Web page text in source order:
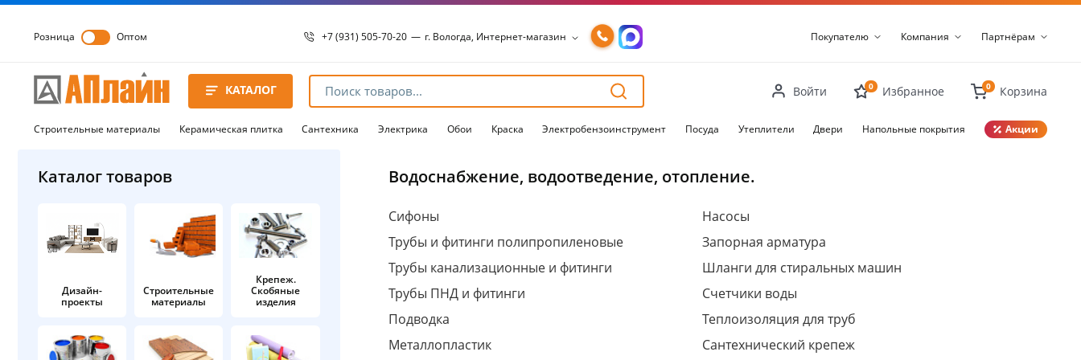
Розница Оптом +7 (931) 505-70-20 — г. Вологда, Интернет-магазин
8 8172 54-15-98
8 8172 54-15-96
г. Вологда, Пошехонское ш., 18
Покупателю Компания Партнёрам
КАТАЛОГ Войти 0 Избранное 0 Корзина
Строительные материалы Керамическая плитка Сантехника Электрика Обои Краска Электробензоинструмент Посуда Утеплители Двери Напольные покрытия Акции
Каталог товаров
Дизайн-
проекты
Строительные
материалы
Крепеж.
Скобяные
изделия
Водоснабжение, водоотведение, отопление.
Сифоны
Трубы и фитинги полипропиленовые
Трубы канализационные и фитинги
Трубы ПНД и фитинги
Подводка
Металлопластик
Насосы
Запорная арматура
Шланги для стиральных машин
Счетчики воды
Теплоизоляция для труб
Сантехнический крепеж
Для клиентов всех банков
Разбейтеоплату
на частибез переплат
График платежей